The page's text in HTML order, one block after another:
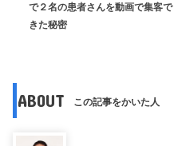
で２名の患者さんを動画で集客で
きた秘密
ABOUT この記事をかいた人